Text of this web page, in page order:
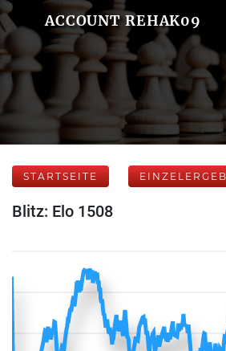
ACCOUNT REHAK09
STARTSEITE
Blitz: Elo 1508